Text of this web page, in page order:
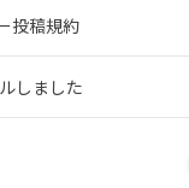
投稿規約
しました